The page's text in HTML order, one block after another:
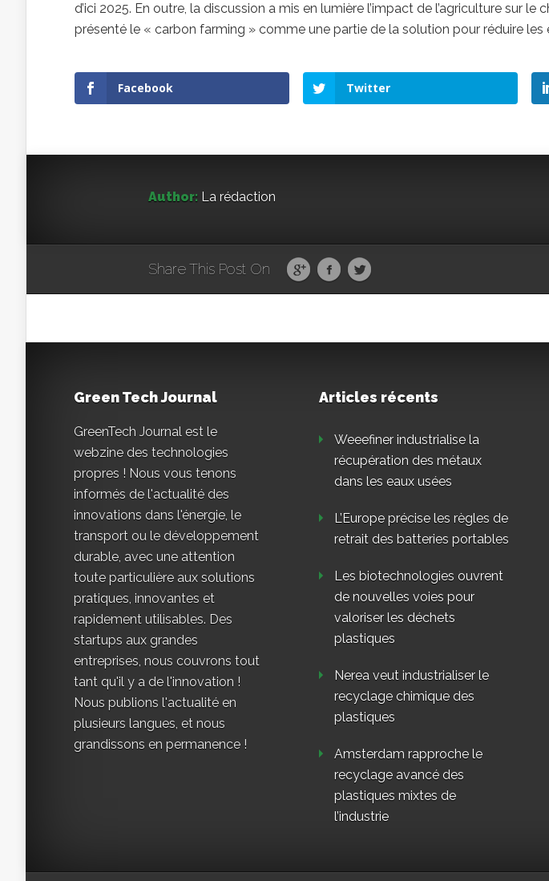
d’ici 2025. En outre, la discussion a mis en lumière l’impact de l’agriculture sur
présenté le « carbon farming » comme une partie de la solution pour réduire les
Facebook Twitter
Author: La rédaction
Share This Post On
Green Tech Journal
GreenTech Journal est le
webzine des technologies
propres ! Nous vous tenons
informés de l'actualité des
innovations dans l'énergie, le
transport ou le développement
durable, avec une attention
toute particulière aux solutions
pratiques, innovantes et
rapidement utilisables. Des
startups aux grandes
entreprises, nous couvrons tout
tant qu'il y a de l'innovation !
Nous publions l'actualité en
plusieurs langues, et nous
grandissons en permanence !
Articles récents
Weeefiner industrialise la
récupération des métaux
dans les eaux usées
L’Europe précise les règles de
retrait des batteries portables
Les biotechnologies ouvrent
de nouvelles voies pour
valoriser les déchets
plastiques
Nerea veut industrialiser le
recyclage chimique des
plastiques
Amsterdam rapproche le
recyclage avancé des
plastiques mixtes de
l’industrie